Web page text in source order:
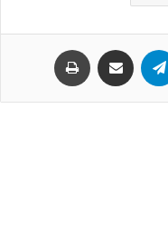
تيلقرام مشاركة عبر البريد